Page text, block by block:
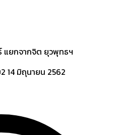
ยกจากจิต ยุวพุทธฯ
14 มิถุนายน 2562